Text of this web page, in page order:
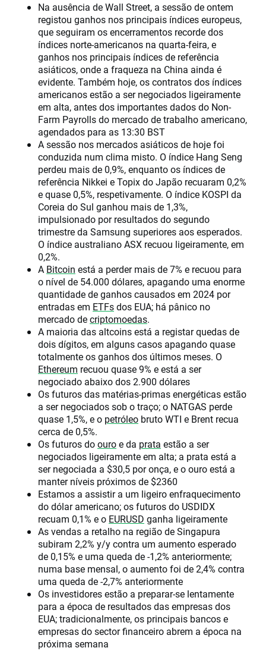
Na ausência de Wall Street, a sessão de ontem
registou ganhos nos principais índices europeus,
que seguiram os encerramentos recorde dos
índices norte-americanos na quarta-feira, e
ganhos nos principais índices de referência
asiáticos, onde a fraqueza na China ainda é
evidente. Também hoje, os contratos dos índices
americanos estão a ser negociados ligeiramente
em alta, antes dos importantes dados do Non-
Farm Payrolls do mercado de trabalho americano,
agendados para as 13:30 BST
A sessão nos mercados asiáticos de hoje foi
conduzida num clima misto. O índice Hang Seng
perdeu mais de 0,9%, enquanto os índices de
referência Nikkei e Topix do Japão recuaram 0,2%
e quase 0,5%, respetivamente. O índice KOSPI da
Coreia do Sul ganhou mais de 1,3%,
impulsionado por resultados do segundo
trimestre da Samsung superiores aos esperados.
O índice australiano ASX recuou ligeiramente, em
0,2%.
A Bitcoin está a perder mais de 7% e recuou para
o nível de 54.000 dólares, apagando uma enorme
quantidade de ganhos causados em 2024 por
entradas em ETFsdos EUA; há pânico no
mercado decriptomoedas.
A maioria das altcoins está a registar quedas de
dois dígitos, em alguns casos apagando quase
totalmente os ganhos dos últimos meses. O
Ethereum recuou quase 9% e está a ser
negociado abaixo dos 2.900 dólares
Os futuros das matérias-primas energéticas estão
a ser negociados sob o traço; o NATGAS perde
quase 1,5%, e o petróleo bruto WTI e Brent recua
cerca de 0,5%.
Os futuros doouroe da prata estão a ser
negociados ligeiramente em alta; a prata está a
ser negociada a $30,5 por onça, e o ouro está a
manter níveis próximos de $2360
Estamos a assistir a um ligeiro enfraquecimento
do dólar americano; os futuros do USDIDX
recuam 0,1% e o EURUSD ganha ligeiramente
As vendas a retalho na região de Singapura
subiram 2,2% y/y contra um aumento esperado
de 0,15% e uma queda de -1,2% anteriormente;
numa base mensal, o aumento foi de 2,4% contra
uma queda de -2,7% anteriormente
Os investidores estão a preparar-se lentamente
para a época de resultados das empresas dos
EUA; tradicionalmente, os principais bancos e
empresas do sector financeiro abrem a época na
próxima semana